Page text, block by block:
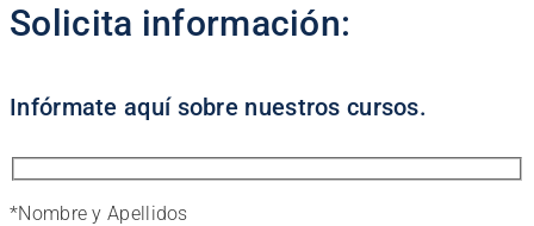
Solicita información:
Infórmate aquí sobre nuestros cursos.
*Nombre y Apellidos